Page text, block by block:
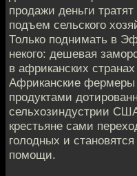
продажи деньги
подъем сельского
Только поднимать в
некого: дешевая
в африканских
Африканские фермеры
продуктами
сельхозиндустрии
крестьяне сами
голодных и
помощи.